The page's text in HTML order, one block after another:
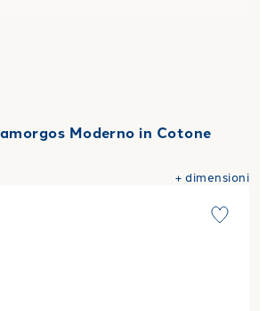
Moderno in Cotone
+dimensioni